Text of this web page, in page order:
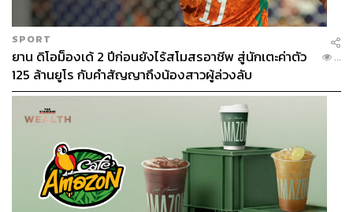
3 ปัจจัยท้าทายความมั่นคงทางอาหารทั่วโลกปี 2569
จากรายงาน Food Security Update ฉบับที่ 119 ของ
ธนาคารโลก ณ ตุลาคม 2568 ได้ระบุว่าสิ่งที่ท้าทายใน
สถานการณ์ต่อเรื่องความมั่นคงทางอาหารมี อยู่ 3 ปัจจัย คือ
ภัยพิบัติ ภาวะเงินเฟ้อของราคาอาหารที่อยู่ในระดับสูงปาน
กลาง และโภชนาการของเด็กที่มีภาวะน้ำหนักเกินแซงหน้า
ภาวะผอมบางซึ่งส่วนใหญ่อยู่ในประเทศที่มีรายได้น้อยถึง
ปานกลางซึ่งทำให้เกิดภาระโภชนาการซ้ำซ้อน
SPORT
ยาน ดิโอม็องเด้ 2 ปีก่อนยังไร้สโมสรอาชีพ สู่นักเตะค่าตัว
125 ล้านยูโร กับคำสัญญาถึงน้องสาวผู้ล่วงลับ
...